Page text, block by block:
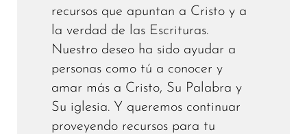
recursos que apuntan a Cristo y a
la verdad de las Escrituras.
Nuestro deseo ha sido ayudar a
personas como tú a conocer y
amar más a Cristo, Su Palabra y
Su iglesia. Y queremos continuar
proveyendo recursos para tu